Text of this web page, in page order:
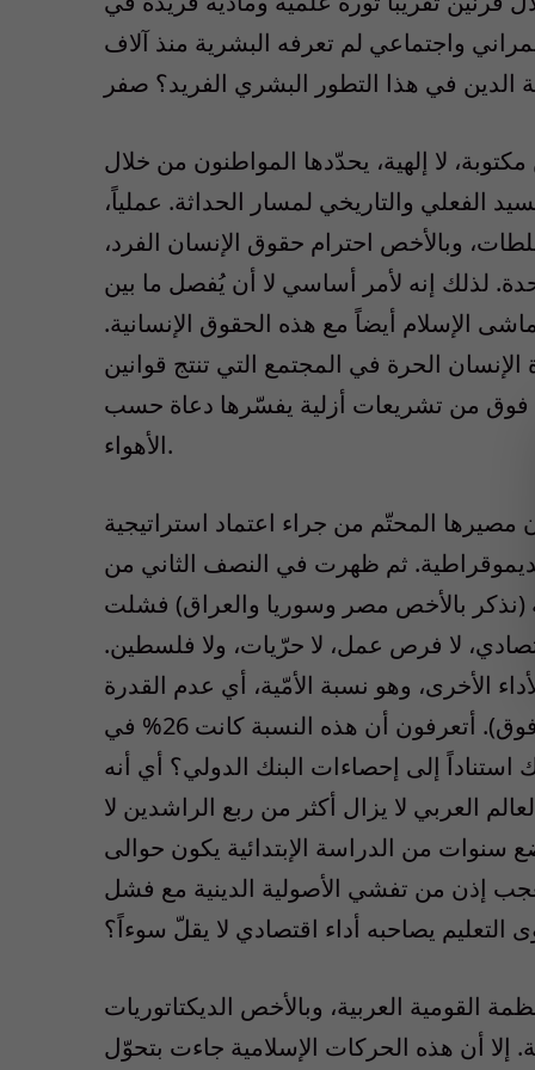
واجتماعي لم تعرفه البشرية منذ آلاف
لا إلهية، يحدّدها المواطنون من خلال
الفعلي والتاريخي لمسار الحداثة. عملياً،
وبالأخص احترام حقوق الإنسان الفرد،
لذلك إنه لأمر أساسي لا أن يُفصل ما بين
الإسلام أيضاً مع هذه الحقوق الإنسانية.
الحرة في المجتمع التي تنتج قوانين
فوق من تشريعات أزلية يفسّرها دعاة حسب
الأهواء.
المحتّم من جراء اعتماد استراتيجية
ثم ظهرت في النصف الثاني من
(نذكر بالأخص مصر وسوريا والعراق) فشلت
لا فرص عمل، لا حرّيات، ولا فلسطين.
الأخرى، وهو نسبة الأمّية، أي عدم القدرة
على القراءة أو الكتابة، لدى الراشدين (15 عاماً وما فوق). أتعرفون أن هذه النسبة كانت 26% في
وشمالي افريقيا حتى عام 2010، وذلك استناداً إلى إحصاءات البنك الدولي؟ أي أنه
العربي لا يزال أكثر من ربع الراشدين لا
سنوات من الدراسة الإبتدائية يكون حوالى
إذن من تفشي الأصولية الدينية مع فشل
يصاحبه أداء اقتصادي لا يقلّ سوءاً؟
العربية، وبالأخص الديكتاتوريات
إلا أن هذه الحركات الإسلامية جاءت بتحوّل